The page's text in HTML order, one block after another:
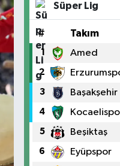
Süper Lig
# Takım
1 Amed
2
3 Başakşehir
4
5 Beşiktaş
6 Eyüpspor